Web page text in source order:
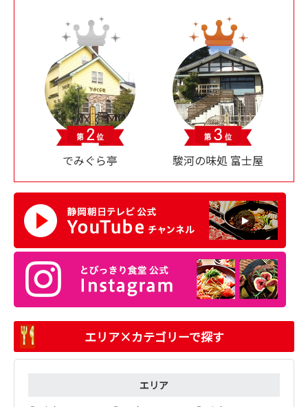
でみぐら亭 駿河の味処 富士屋
エリア×カテゴリーで探す
エリア